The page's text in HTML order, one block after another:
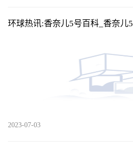
环球热讯:香奈儿5号百科_香奈儿
2023-07-03